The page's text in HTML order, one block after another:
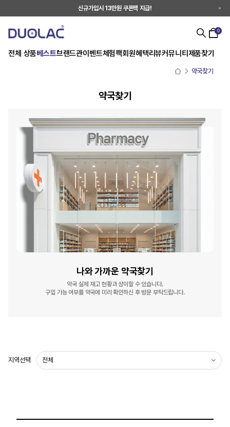
신규가입시 13만원 쿠폰팩 지급!
전체 상품베스트브랜드관이벤트체험팩회원혜택리뷰커뮤니티 제품찾기
0
약국찾기
약국찾기
나와 가까운 약국찾기
약국 실제 재고 현황과 상이할 수 있습니다.
구입 가능 여부를 약국에 미리 확인하신 후 방문 부탁드립니다.
지역선택